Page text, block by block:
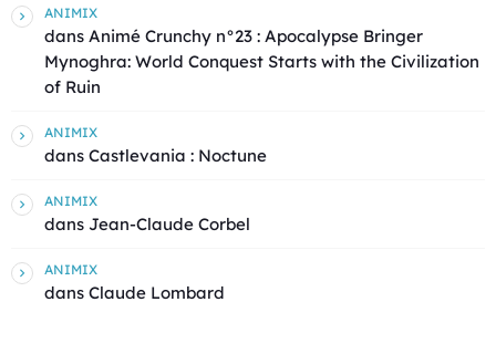
ANIMIX
dans Animé Crunchy n°23 : Apocalypse Bringer
Mynoghra: World Conquest Starts with the Civilization
of Ruin
ANIMIX
dans Castlevania : Noctune
ANIMIX
dans Jean-Claude Corbel
ANIMIX
dans Claude Lombard